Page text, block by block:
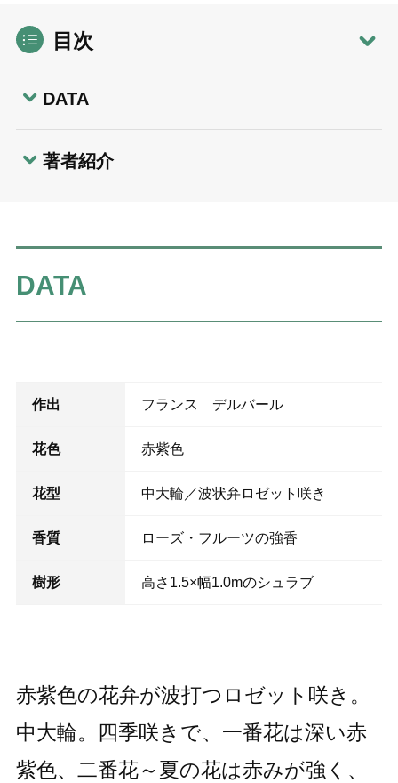
目次
DATA
著者紹介
DATA
作出 フランス デルバール
花色 赤紫色
花型 中大輪／波状弁ロゼット咲き
香質 ローズ・フルーツの強香
樹形 高さ1.5×幅1.0mのシュラブ
赤紫色の花弁が波打つロゼット咲き。
中大輪。四季咲きで、一番花は深い赤
紫色、二番花～夏の花は赤みが強く、